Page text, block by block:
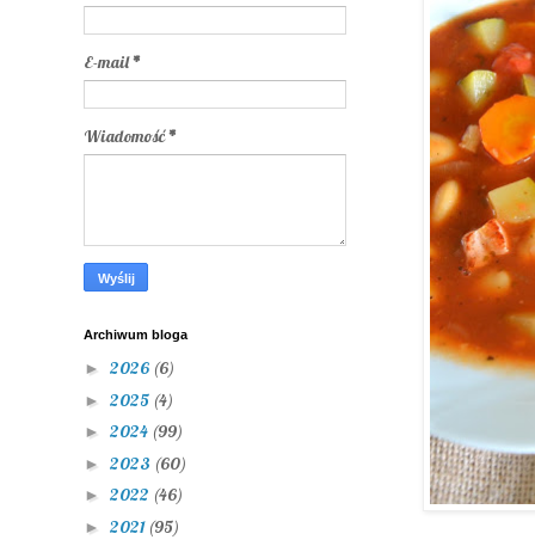
E-mail*
Wiadomość*
Archiwum bloga
► 2026 (6)
► 2025 (4)
► 2024 (99)
► 2023 (60)
► 2022 (46)
► 2021 (95)